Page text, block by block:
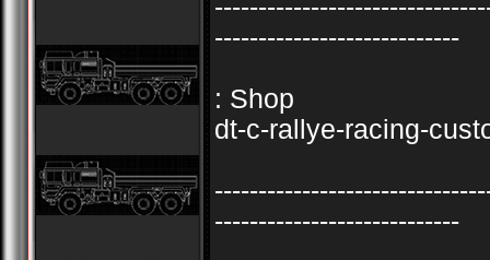
----------------------------
: Shop
dt-c-rallye-racing-
----------------------------